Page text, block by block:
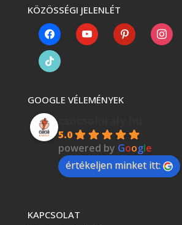
KÖZÖSSÉGI JELENLÉT
facebook youtube pinterest instagram
tiktok
GOOGLE VÉLEMÉNYEK
csocsokiraly.hu
5.0
powered by Google
értékeljen minket itt:
KAPCSOLAT